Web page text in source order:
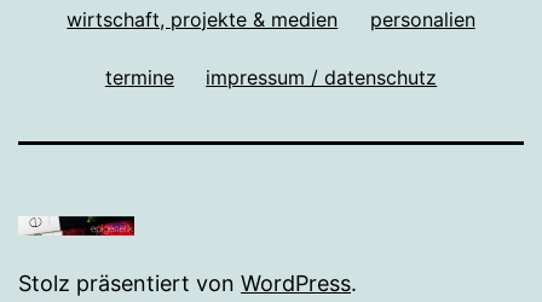
wirtschaft, projekte & medien personalien
termine impressum / datenschutz
Stolz präsentiert von WordPress.